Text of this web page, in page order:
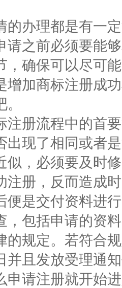
的办理都是有一
请之前必须要能
，确保可以尽可
增加商标注册成
注册流程中的首
出现了相同或者
似，必须要及时
注册，反而造成
便是交付资料进
，包括申请的资
的规定。若符合
并且发放受理通
申请注册就开始